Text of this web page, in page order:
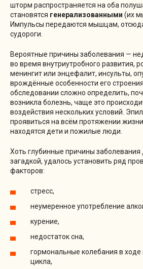
шторм распространяется на оба
становятся генерализованными (их
Импульсы передаются мышцам,
судороги.
Вероятные причины заболевания —
во время внутриутробного развития,
менингит или энцефалит, инсульты,
врождённые особенности его
обследовании сложно определить,
возникла болезнь, чаще это
воздействия нескольких условий.
проявиться на всём протяжении
находятся дети и пожилые люди.
Хоть глубинные причины заболевания
загадкой, удалось установить ряд
факторов:
стресс,
неумеренное употребление
курение,
недостаток сна,
гормональные колебания в ходе
цикла,